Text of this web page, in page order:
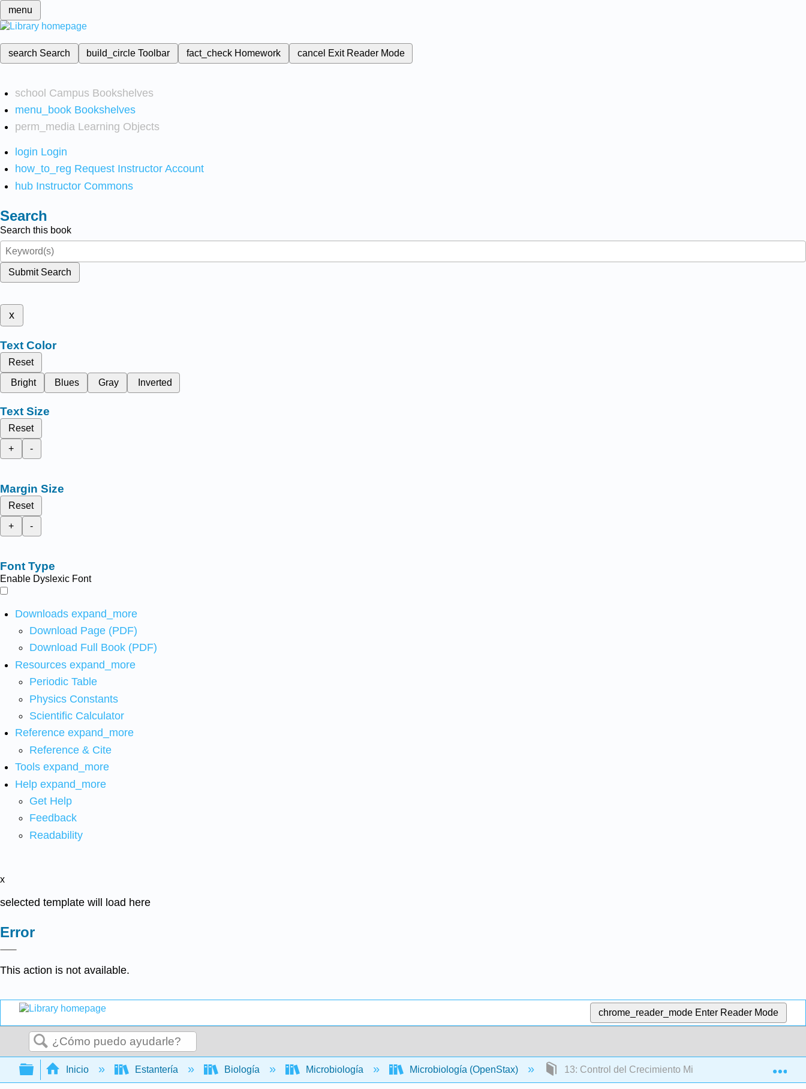
menu
search Search build_circleToolbar fact_check Homework cancel Exit Reader Mode
school Campus Bookshelves
menu_book Bookshelves
perm_media Learning Objects
login Login
how_to_reg Request Instructor Account
hub Instructor Commons
Search
Search this book
Submit Search
x
Text Color
Reset
Bright
Blues Gray Inverted
Text Size
Reset
+
-
Margin Size
Reset
+
-
Font Type
Enable Dyslexic Font
Downloads expand_more
Download Page (PDF)
Download Full Book (PDF)
Resources expand_more
Periodic Table
Physics Constants
Scientific Calculator
Reference expand_more
Reference & Cite
Tools expand_more
Help expand_more
Get Help
Feedback
Readability
x
selected template will load here
Error
This action is not available.
chrome_reader_mode Enter Reader Mode
Buscar
Expandir/contraer jerarquía global
Inicio Estantería Biología Microbiología Microbiología (OpenStax) 13: Control del Crecimiento Microbiano